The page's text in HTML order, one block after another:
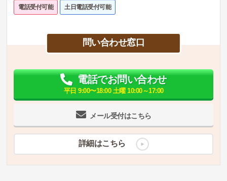
電話受付可能 土日電話受付可能
問い合わせ窓口
メール受付はこちら
電話でお問い合わせ
平日 9:00〜18:00 土曜 10:00～17:00
詳細はこちら